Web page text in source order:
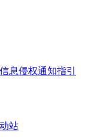
息侵权通知指引
站